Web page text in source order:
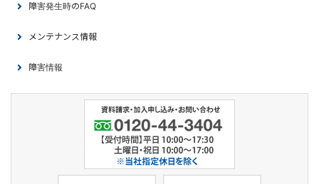
障害発生時のFAQ
メンテナンス情報
障害情報